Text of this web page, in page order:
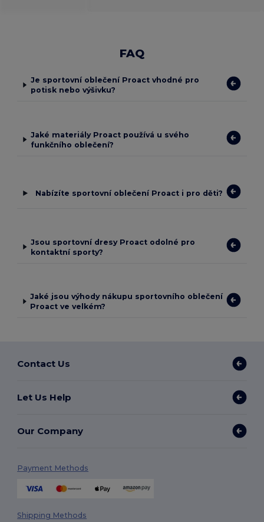
FAQ
Je sportovní oblečení Proact vhodné pro
potisk nebo výšivku?
Jaké materiály Proact používá u svého
funkčního oblečení?
Nabízíte sportovní oblečení Proact i pro děti?
Jsou sportovní dresy Proact odolné pro
kontaktní sporty?
Jaké jsou výhody nákupu sportovního oblečení
Proact ve velkém?
Contact Us
Let Us Help
Our Company
Payment Methods
Shipping Methods